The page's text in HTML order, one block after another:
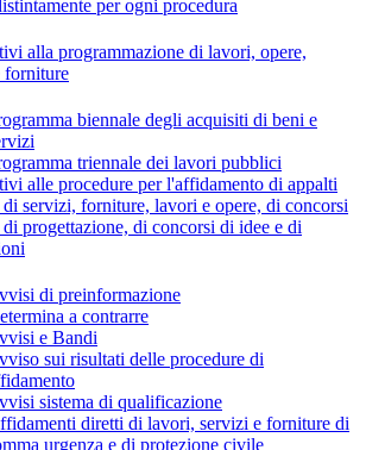
per ogni procedura
alla programmazione di lavori, opere,
forniture
biennale degli acquisiti di beni e
triennale dei lavori pubblici
alle procedure per l'affidamento di appalti
servizi, forniture, lavori e opere, di concorsi
progettazione, di concorsi di idee e di
di preinformazione
a contrarre
e Bandi
sui risultati delle procedure di
sistema di qualificazione
diretti di lavori, servizi e forniture di
urgenza e di protezione civile